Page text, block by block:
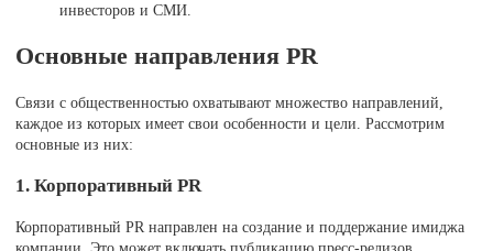
инвесторов и СМИ.
Основные направления PR
Связи с общественностью охватывают множество направлений,
каждое из которых имеет свои особенности и цели. Рассмотрим
основные из них:
1. Корпоративный PR
Корпоративный PR направлен на создание и поддержание имиджа
компании. Это может включать публикацию пресс-релизов,